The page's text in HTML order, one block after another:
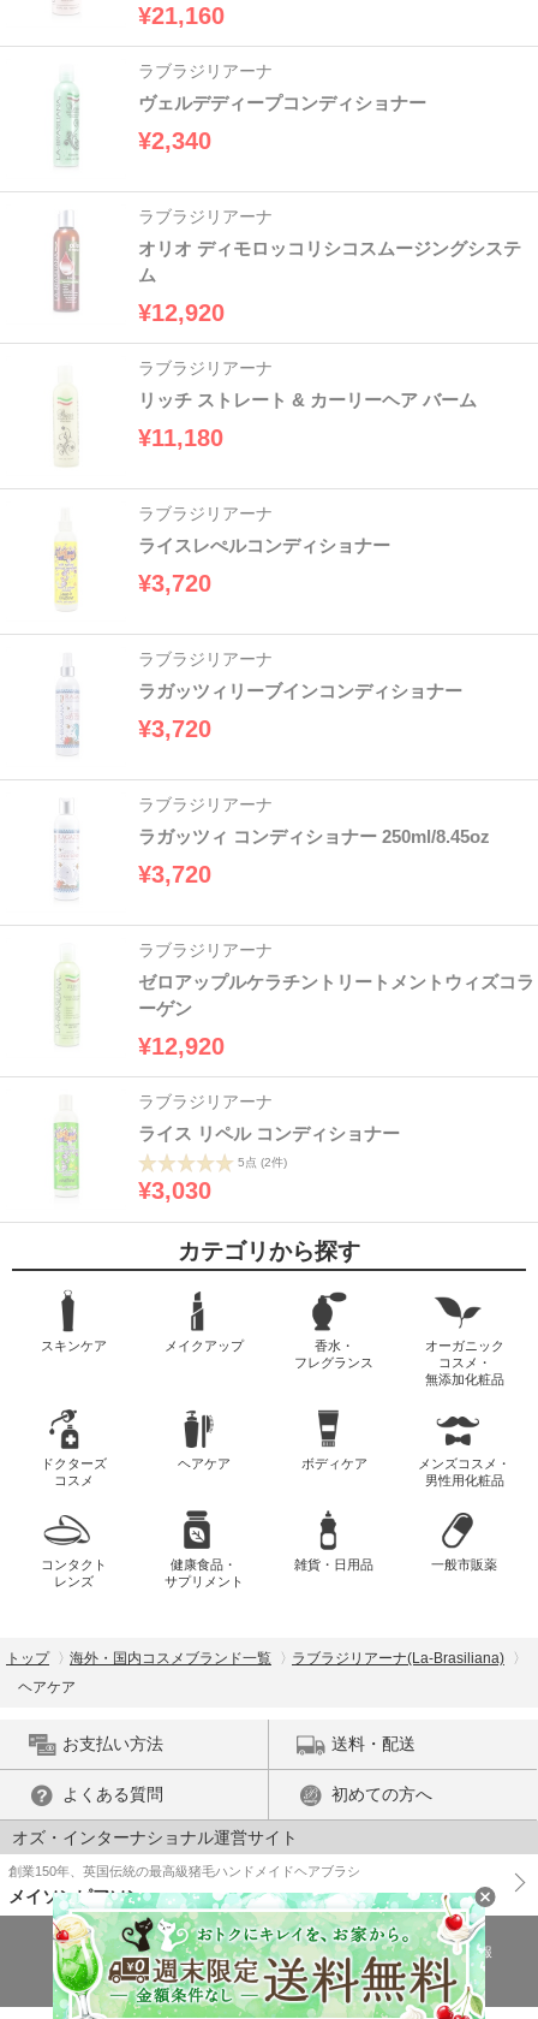
¥21,160
ラブラジリアーナ
ヴェルデディープコンディショナー
¥2,340
ラブラジリアーナ
オリオ ディモロッコリシコスムージングシステ
ム
¥12,920
ラブラジリアーナ
リッチ ストレート & カーリーヘア バーム
¥11,180
ラブラジリアーナ
ライスレぺルコンディショナー
¥3,720
ラブラジリアーナ
ラガッツィリーブインコンディショナー
¥3,720
ラブラジリアーナ
ラガッツィ コンディショナー 250ml/8.45oz
¥3,720
ラブラジリアーナ
ゼロアップルケラチントリートメントウィズコラ
ーゲン
¥12,920
ラブラジリアーナ
ライス リペル コンディショナー
5点 (2件)
¥3,030
カテゴリから探す
スキンケア メイクアップ
香水・
フレグランス
オーガニック
コスメ・
無添加化粧品
ドクターズ
コスメ
ヘアケア ボディケア
メンズコスメ・
男性用化粧品
コンタクト
レンズ
健康食品・
サプリメント
雑貨・日用品 一般市販薬
トップ 海外・国内コスメブランド一覧
ラブラジリアーナ(La-Brasiliana)
ヘアケア
お支払い方法 送料・配送
よくある質問 初めての方へ
オズ・インターナショナル運営サイト
創業150年、英国伝統の最高級猪毛ハンドメイドヘアブラシ
メイソンピアソン
特商法に基づく表示 プライバシーポリシー
医薬品販売許可証の情報
ご利用規約
PC版で表示